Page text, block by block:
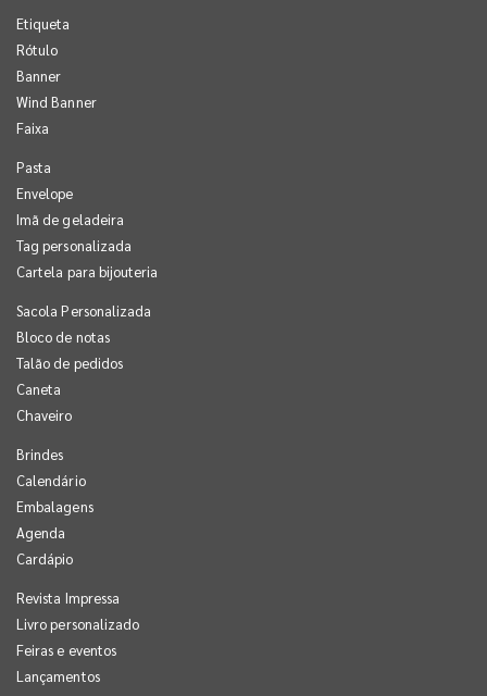
Etiqueta
Rótulo
Banner
Wind Banner
Faixa
Pasta
Envelope
Imã de geladeira
Tag personalizada
Cartela para bijouteria
Sacola Personalizada
Bloco de notas
Talão de pedidos
Caneta
Chaveiro
Brindes
Calendário
Embalagens
Agenda
Cardápio
Revista Impressa
Livro personalizado
Feiras e eventos
Lançamentos